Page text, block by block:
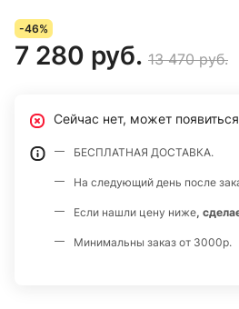
листьями, трещащие листья с
красные и зеленые пальмы.
-46%
7 280 руб. 13 470 руб.
Сейчас нет, может появиться
БЕСПЛАТНАЯ ДОСТАВКА.
На следующий день после
Если нашли цену ниже,
Минимальны заказ от 3000р.